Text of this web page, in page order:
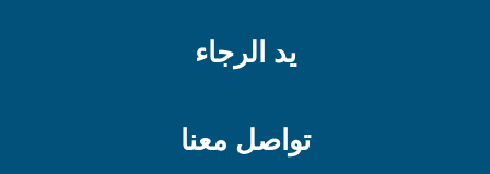
يد الرجاء
تواصل معنا